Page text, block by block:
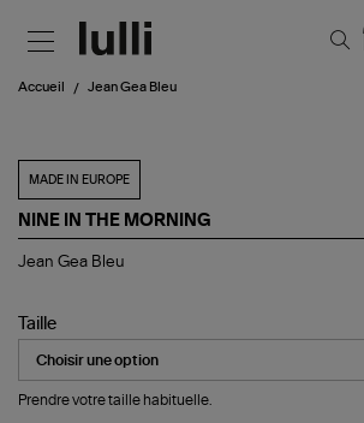
Accueil Jean Gea Bleu
MADE IN EUROPE
NINE IN THE MORNING
Jean
Jean Gea Bleu
Taille
Prendre votre taille habituelle.